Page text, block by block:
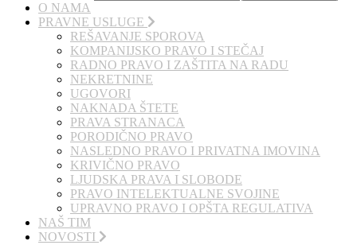
O NAMA
PRAVNE USLUGE
REŠAVANJE SPOROVA
KOMPANIJSKO PRAVO I STEČAJ
RADNO PRAVO I ZAŠTITA NA RADU
NEKRETNINE
UGOVORI
NAKNADA ŠTETE
PRAVA STRANACA
PORODIČNO PRAVO
NASLEDNO PRAVO I PRIVATNA IMOVINA
KRIVIČNO PRAVO
LJUDSKA PRAVA I SLOBODE
PRAVO INTELEKTUALNE SVOJINE
UPRAVNO PRAVO I OPŠTA REGULATIVA
NAŠ TIM
NOVOSTI